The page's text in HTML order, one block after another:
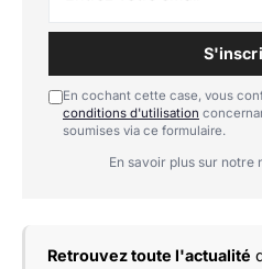
En cochant cette case, vous
conditions d'utilisation
soumises via ce formulaire.
En savoir plus sur
Retrouvez toute l'actualité